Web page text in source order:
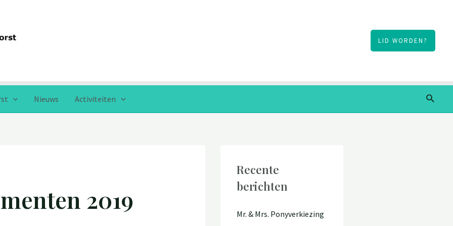
LID WORDEN?
Nieuws Activiteiten
2019
Recente
berichten
Mr. & Mrs. Ponyverkiezing